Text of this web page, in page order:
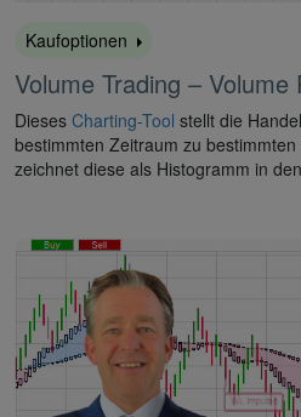
Kaufoptionen
Volume Trading – Volume
Dieses Charting-Tool stellt die
bestimmten Zeitraum zu
zeichnet diese als Histogramm in